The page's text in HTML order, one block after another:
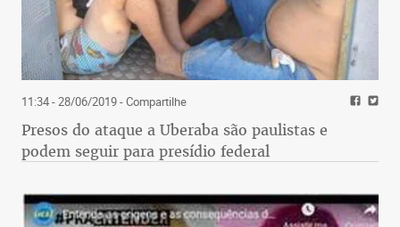
11:34 - 28/06/2019- Compartilhe
Presos do ataque a Uberaba são paulistas e
podem seguir para presídio federal